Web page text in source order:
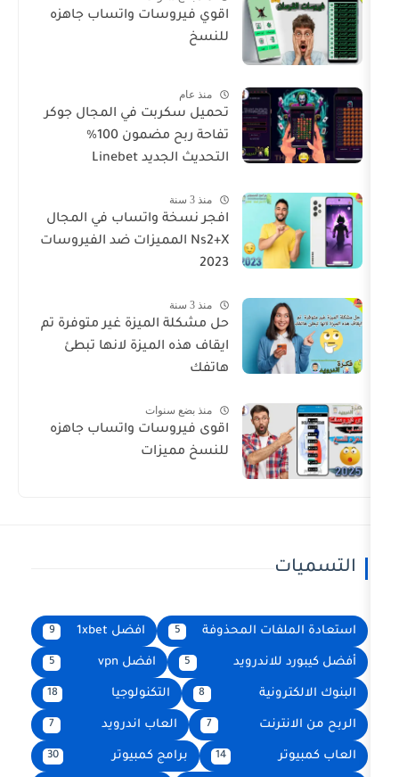
اقوي فيروسات واتساب جاهزه
للنسخ
منذ عام
تحميل سكربت في المجال جوكر
تفاحة ربح مضمون 100%
التحديث الجديد Linebet
منذ 3 سنة
افجر نسخة واتساب في المجال
Ns2+X المميزات ضد الفيروسات
2023
حل مشكلة الميزة غير متوفرة تم
ايقاف هذه الميزة لانها تبطئ
هاتفك
منذ بضع سنوات
اقوى فيروسات واتساب جاهزه
للنسخ مميزات
المحذوفة 5 افضل 1xbet 9
5 افضل vpn 5
8 التكنولوجيا 18
7 العاب اندرويد 7
14 برامج كمبيوتر 30